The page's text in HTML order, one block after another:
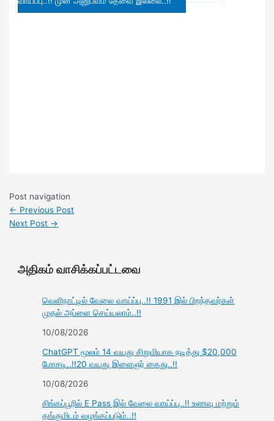
Post navigation
← Previous Post
Next Post →
அதிகம் வாசிக்கப்பட்டவை
வெளிநாட்டில் வேலை வாய்ப்பு..!! 1991 இல் பிறந்தவர்கள்
முதல் அப்ளை செய்யலாம்..!!
10/08/2026
ChatGPT மூலம் 14 வயது சிறுமியாக நடித்து $20,000
மோசடி..!!20 வயது இளைஞர் கைது..!!
10/08/2026
சிங்கப்பூரில் E Pass இல் வேலை வாய்ப்பு..!! உணவு மற்றும்
தங்குமிடம் வழங்கப்படும்..!!